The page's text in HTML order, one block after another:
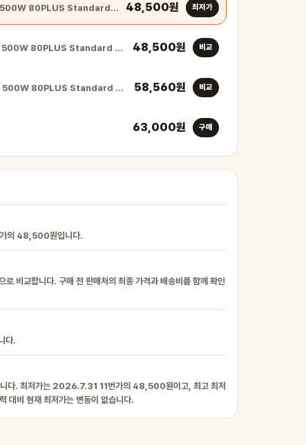
FSP HYPER K 500W 80PLUS Standard … 48,500원 최저가
500W 80PLUS Standard … 48,500원 비교
500W 80PLUS Standard … 58,560원 비교
63,000원 구매
가의 48,500원입니다.
비교합니다. 구매 전 판매처의 최종 가격과 배송비를 함께 확인
다.
니다. 최저가는 2026.7.31 11번가의 48,500원이고, 최고 최저
비 현재 최저가는 변동이 없습니다.